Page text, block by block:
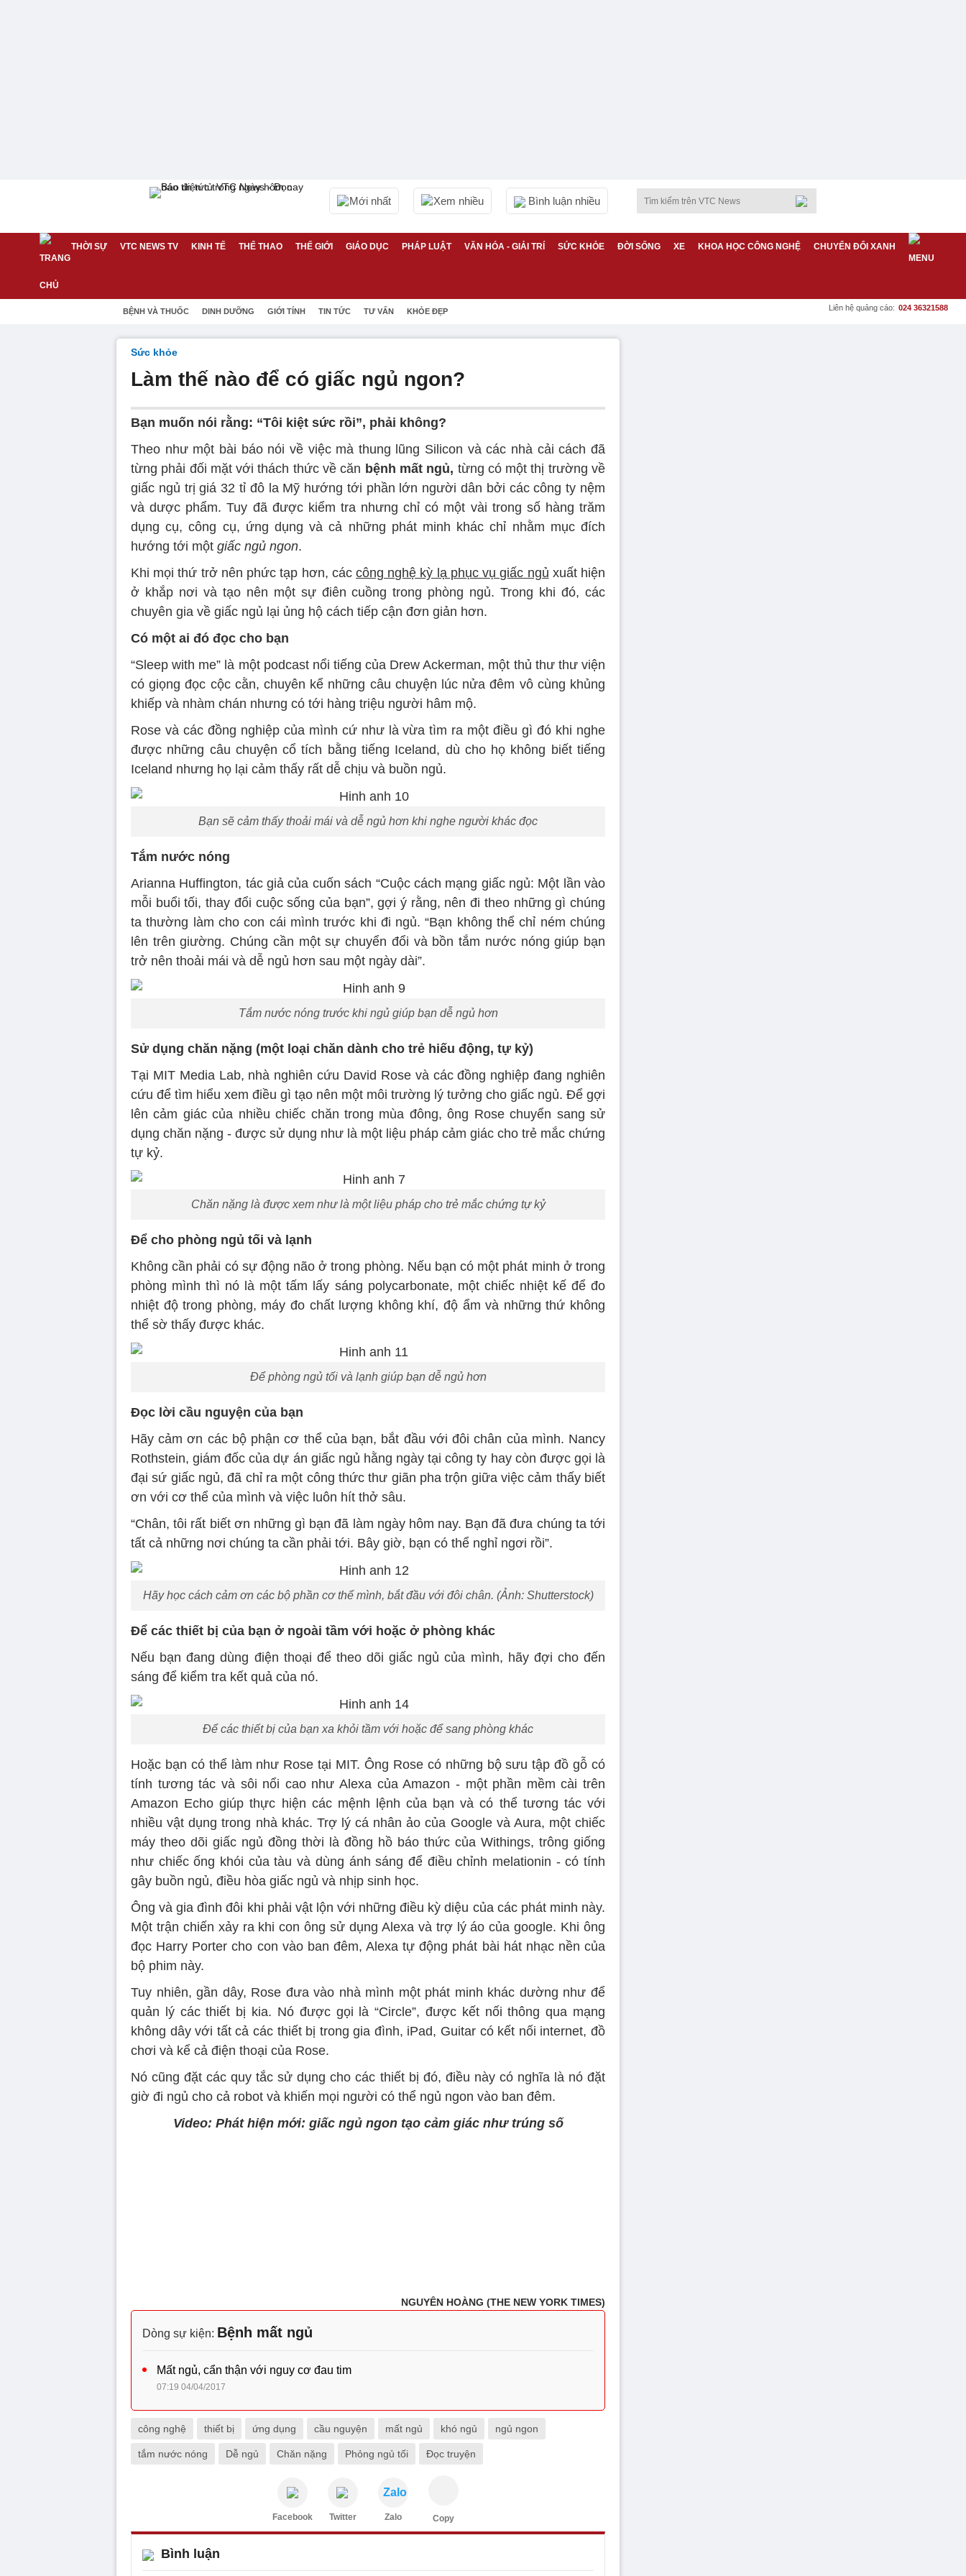
Mới nhất Xem nhiều Bình luận nhiều
THỜI SỰ VTC NEWS TV KINH TẾ THỂ THAO THẾ GIỚI GIÁO DỤC PHÁP LUẬT VĂN HÓA - GIẢI TRÍ SỨC KHỎE ĐỜI SỐNG XE KHOA HỌC CÔNG NGHỆ CHUYỂN ĐỔI XANH
BỆNH VÀ THUỐC DINH DƯỠNG GIỚI TÍNH TIN TỨC TƯ VẤN KHỎE ĐẸP Liên hệ quảng cáo: 024 36321588
Sức khỏe
Làm thế nào để có giấc ngủ ngon?
Bạn muốn nói rằng: “Tôi kiệt sức rồi”, phải không?
Theo như một bài báo nói về việc mà thung lũng Silicon và các nhà cải cách đã
từng phải đối mặt với thách thức về căn bệnh mất ngủ, từng có một thị trường về
giấc ngủ trị giá 32 tỉ đô la Mỹ hướng tới phần lớn người dân bởi các công ty nệm
và dược phẩm. Tuy đã được kiểm tra nhưng chỉ có một vài trong số hàng trăm
dụng cụ, công cụ, ứng dụng và cả những phát minh khác chỉ nhằm mục đích
hướng tới một giấc ngủ ngon.
Khi mọi thứ trở nên phức tạp hơn, các công nghệ kỳ lạ phục vụ giấc ngủ xuất hiện
ở khắp nơi và tạo nên một sự điên cuồng trong phòng ngủ. Trong khi đó, các
chuyên gia về giấc ngủ lại ủng hộ cách tiếp cận đơn giản hơn.
Có một ai đó đọc cho bạn
“Sleep with me” là một podcast nổi tiếng của Drew Ackerman, một thủ thư thư viện
có giọng đọc cộc cằn, chuyên kể những câu chuyện lúc nửa đêm vô cùng khủng
khiếp và nhàm chán nhưng có tới hàng triệu người hâm mộ.
Rose và các đồng nghiệp của mình cứ như là vừa tìm ra một điều gì đó khi nghe
được những câu chuyện cổ tích bằng tiếng Iceland, dù cho họ không biết tiếng
Iceland nhưng họ lại cảm thấy rất dễ chịu và buồn ngủ.
Bạn sẽ cảm thấy thoải mái và dễ ngủ hơn khi nghe người khác đọc
Tắm nước nóng
Arianna Huffington, tác giả của cuốn sách “Cuộc cách mạng giấc ngủ: Một lần vào
mỗi buổi tối, thay đổi cuộc sống của bạn”, gợi ý rằng, nên đi theo những gì chúng
ta thường làm cho con cái mình trước khi đi ngủ. “Bạn không thể chỉ ném chúng
lên trên giường. Chúng cần một sự chuyển đổi và bồn tắm nước nóng giúp bạn
trở nên thoải mái và dễ ngủ hơn sau một ngày dài”.
Tắm nước nóng trước khi ngủ giúp bạn dễ ngủ hơn
Sử dụng chăn nặng (một loại chăn dành cho trẻ hiếu động, tự kỷ)
Tại MIT Media Lab, nhà nghiên cứu David Rose và các đồng nghiệp đang nghiên
cứu để tìm hiểu xem điều gì tạo nên một môi trường lý tưởng cho giấc ngủ. Để gợi
lên cảm giác của nhiều chiếc chăn trong mùa đông, ông Rose chuyển sang sử
dụng chăn nặng - được sử dụng như là một liệu pháp cảm giác cho trẻ mắc chứng
tự kỷ.
Chăn nặng là được xem như là một liệu pháp cho trẻ mắc chứng tự kỷ
Để cho phòng ngủ tối và lạnh
Không cần phải có sự động não ở trong phòng. Nếu bạn có một phát minh ở trong
phòng mình thì nó là một tấm lấy sáng polycarbonate, một chiếc nhiệt kế để đo
nhiệt độ trong phòng, máy đo chất lượng không khí, độ ẩm và những thứ không
thể sờ thấy được khác.
Để phòng ngủ tối và lạnh giúp bạn dễ ngủ hơn
Đọc lời cầu nguyện của bạn
Hãy cảm ơn các bộ phận cơ thể của bạn, bắt đầu với đôi chân của mình. Nancy
Rothstein, giám đốc của dự án giấc ngủ hằng ngày tại công ty hay còn được gọi là
đại sứ giấc ngủ, đã chỉ ra một công thức thư giãn pha trộn giữa việc cảm thấy biết
ơn với cơ thể của mình và việc luôn hít thở sâu.
“Chân, tôi rất biết ơn những gì bạn đã làm ngày hôm nay. Bạn đã đưa chúng ta tới
tất cả những nơi chúng ta cần phải tới. Bây giờ, bạn có thể nghỉ ngơi rồi”.
Hãy học cách cảm ơn các bộ phần cơ thể mình, bắt đầu với đôi chân. (Ảnh: Shutterstock)
Để các thiết bị của bạn ở ngoài tầm với hoặc ở phòng khác
Nếu bạn đang dùng điện thoại để theo dõi giấc ngủ của mình, hãy đợi cho đến
sáng để kiểm tra kết quả của nó.
Để các thiết bị của bạn xa khỏi tầm với hoặc để sang phòng khác
Hoặc bạn có thể làm như Rose tại MIT. Ông Rose có những bộ sưu tập đồ gỗ có
tính tương tác và sôi nổi cao như Alexa của Amazon - một phần mềm cài trên
Amazon Echo giúp thực hiện các mệnh lệnh của bạn và có thể tương tác với
nhiều vật dụng trong nhà khác. Trợ lý cá nhân ảo của Google và Aura, một chiếc
máy theo dõi giấc ngủ đồng thời là đồng hồ báo thức của Withings, trông giống
như chiếc ống khói của tàu và dùng ánh sáng để điều chỉnh melationin - có tính
gây buồn ngủ, điều hòa giấc ngủ và nhịp sinh học.
Ông và gia đình đôi khi phải vật lộn với những điều kỳ diệu của các phát minh này.
Một trận chiến xảy ra khi con ông sử dụng Alexa và trợ lý áo của google. Khi ông
đọc Harry Porter cho con vào ban đêm, Alexa tự động phát bài hát nhạc nền của
bộ phim này.
Tuy nhiên, gần dây, Rose đưa vào nhà mình một phát minh khác dường như để
quản lý các thiết bị kia. Nó được gọi là “Circle”, được kết nối thông qua mạng
không dây với tất cả các thiết bị trong gia đình, iPad, Guitar có kết nối internet, đồ
chơi và kể cả điện thoại của Rose.
Nó cũng đặt các quy tắc sử dụng cho các thiết bị đó, điều này có nghĩa là nó đặt
giờ đi ngủ cho cả robot và khiến mọi người có thể ngủ ngon vào ban đêm.
Video: Phát hiện mới: giấc ngủ ngon tạo cảm giác như trúng số
NGUYÊN HOÀNG (THE NEW YORK TIMES)
Dòng sự kiện: Bệnh mất ngủ
Mất ngủ, cẩn thận với nguy cơ đau tim
07:19 04/04/2017
công nghệ thiết bị ứng dụng cầu nguyện mất ngủ khó ngủ ngủ ngon
tắm nước nóng Dễ ngủ Chăn nặng Phỏng ngủ tối Đọc truyện
Facebook Twitter
Zalo
Zalo Copy
Bình luận